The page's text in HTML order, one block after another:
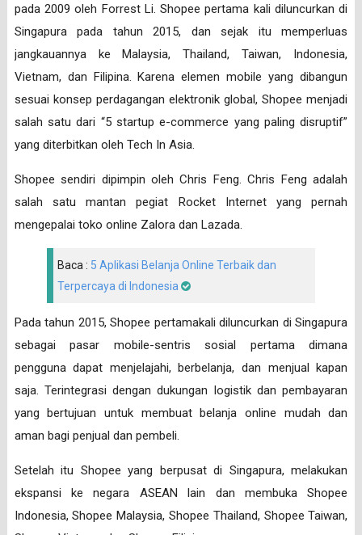
pada 2009 oleh Forrest Li. Shopee pertama kali diluncurkan di
Singapura pada tahun 2015, dan sejak itu memperluas
jangkauannya ke Malaysia, Thailand, Taiwan, Indonesia,
Vietnam, dan Filipina. Karena elemen mobile yang dibangun
sesuai konsep perdagangan elektronik global, Shopee menjadi
salah satu dari “5 startup e-commerce yang paling disruptif”
yang diterbitkan oleh Tech In Asia.
Shopee sendiri dipimpin oleh Chris Feng. Chris Feng adalah
salah satu mantan pegiat Rocket Internet yang pernah
mengepalai toko online Zalora dan Lazada.
Baca : 5 Aplikasi Belanja Online Terbaik dan
Terpercaya di Indonesia
Pada tahun 2015, Shopee pertamakali diluncurkan di Singapura
sebagai pasar mobile-sentris sosial pertama dimana
pengguna dapat menjelajahi, berbelanja, dan menjual kapan
saja. Terintegrasi dengan dukungan logistik dan pembayaran
yang bertujuan untuk membuat belanja online mudah dan
aman bagi penjual dan pembeli.
Setelah itu Shopee yang berpusat di Singapura, melakukan
ekspansi ke negara ASEAN lain dan membuka Shopee
Indonesia, Shopee Malaysia, Shopee Thailand, Shopee Taiwan,